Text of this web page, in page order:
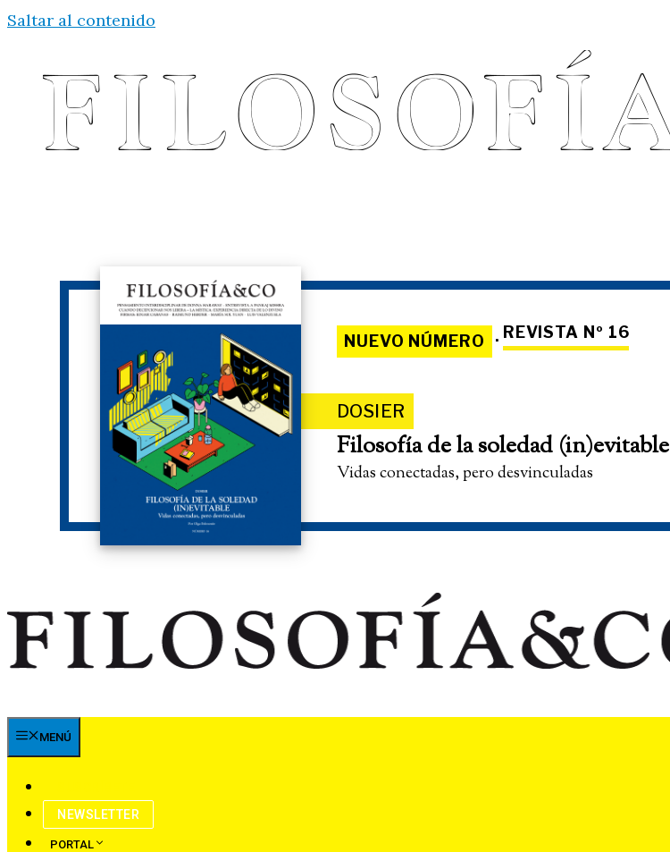
Saltar al contenido
NUEVO NÚMERO · REVISTA Nº 16
DOSIER
Filosofía de la soledad (in)evitable
Vidas conectadas, pero desvinculadas
MENÚ
NEWSLETTER
PORTAL